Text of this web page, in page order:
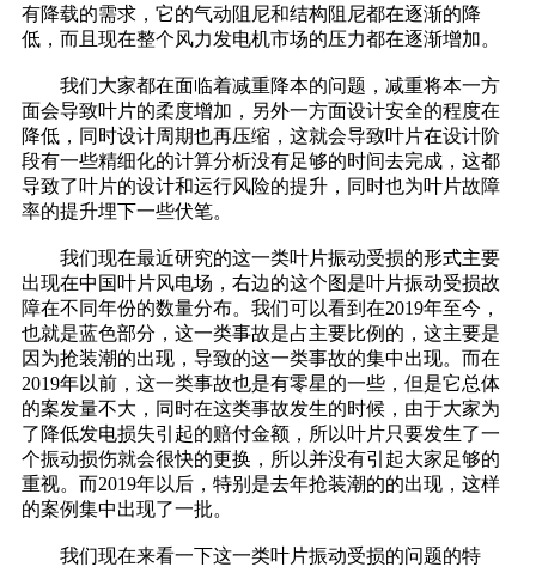
有降载的需求，它的气动阻尼和结构阻尼都在逐渐的降
低，而且现在整个风力发电机市场的压力都在逐渐增加。
我们大家都在面临着减重降本的问题，减重将本一方
面会导致叶片的柔度增加，另外一方面设计安全的程度在
降低，同时设计周期也再压缩，这就会导致叶片在设计阶
段有一些精细化的计算分析没有足够的时间去完成，这都
导致了叶片的设计和运行风险的提升，同时也为叶片故障
率的提升埋下一些伏笔。
我们现在最近研究的这一类叶片振动受损的形式主要
出现在中国叶片风电场，右边的这个图是叶片振动受损故
障在不同年份的数量分布。我们可以看到在2019年至今，
也就是蓝色部分，这一类事故是占主要比例的，这主要是
因为抢装潮的出现，导致的这一类事故的集中出现。而在
2019年以前，这一类事故也是有零星的一些，但是它总体
的案发量不大，同时在这类事故发生的时候，由于大家为
了降低发电损失引起的赔付金额，所以叶片只要发生了一
个振动损伤就会很快的更换，所以并没有引起大家足够的
重视。而2019年以后，特别是去年抢装潮的的出现，这样
的案例集中出现了一批。
我们现在来看一下这一类叶片振动受损的问题的特